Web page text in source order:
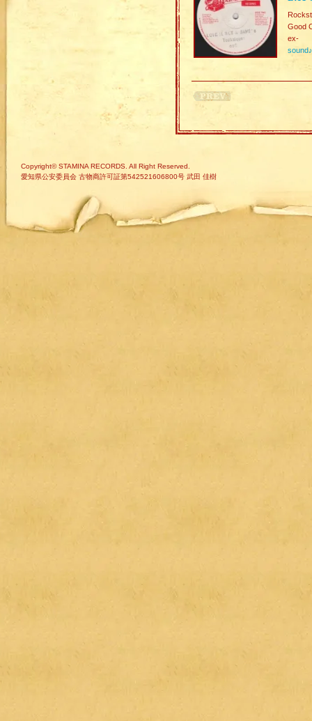
Good
ex-
sound♪
Copyright© STAMINA RECORDS. All Right Reserved.
愛知県公安委員会 古物商許可証第542521606800号 武田 佳樹